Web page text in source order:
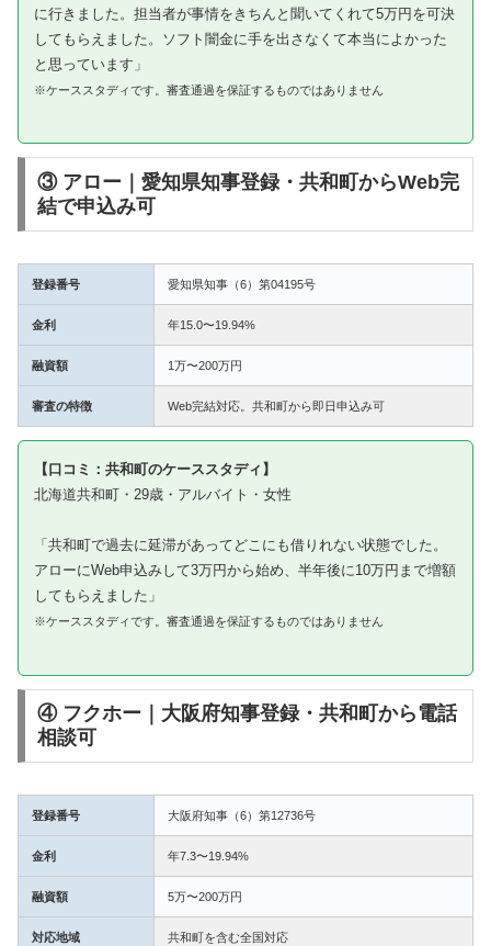
に行きました。担当者が事情をきちんと聞いてくれて5万円を可決
してもらえました。ソフト闇金に手を出さなくて本当によかった
と思っています」
※ケーススタディです。審査通過を保証するものではありません
③ アロー｜愛知県知事登録・共和町からWeb完
結で申込み可
登録番号 愛知県知事（6）第04195号
金利 年15.0〜19.94%
融資額 1万〜200万円
審査の特徴 Web完結対応。共和町から即日申込み可
【口コミ：共和町のケーススタディ】
北海道共和町・29歳・アルバイト・女性
「共和町で過去に延滞があってどこにも借りれない状態でした。
アローにWeb申込みして3万円から始め、半年後に10万円まで増額
してもらえました」
※ケーススタディです。審査通過を保証するものではありません
④ フクホー｜大阪府知事登録・共和町から電話
相談可
登録番号 大阪府知事（6）第12736号
金利 年7.3〜19.94%
融資額 5万〜200万円
対応地域 共和町を含む全国対応